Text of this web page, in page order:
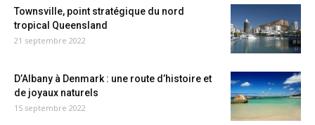
Townsville, point stratégique du nord
tropical Queensland
21 septembre 2022
D’Albany à Denmark : une route d’histoire et
de joyaux naturels
15 septembre 2022